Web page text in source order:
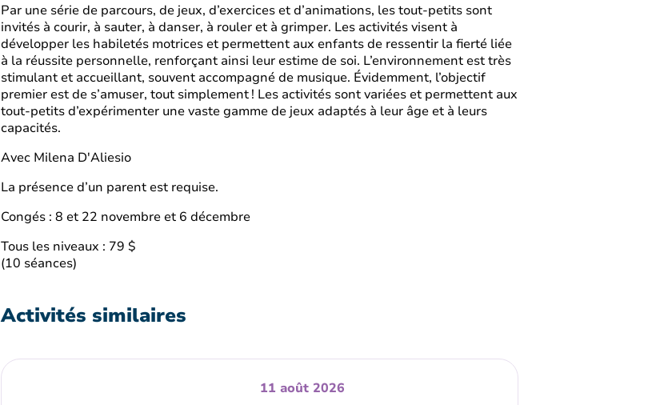
Par une série de parcours, de jeux, d’exercices et d’animations, les tout-petits sont
invités à courir, à sauter, à danser, à rouler et à grimper. Les activités visent à
développer les habiletés motrices et permettent aux enfants de ressentir la fierté liée
à la réussite personnelle, renforçant ainsi leur estime de soi. L’environnement est très
stimulant et accueillant, souvent accompagné de musique. Évidemment, l’objectif
premier est de s’amuser, tout simplement ! Les activités sont variées et permettent aux
tout-petits d’expérimenter une vaste gamme de jeux adaptés à leur âge et à leurs
capacités.
Avec Milena D'Aliesio
La présence d’un parent est requise.
Congés : 8 et 22 novembre et 6 décembre
Tous les niveaux : 79 $
(10 séances)
Activités similaires
11 août 2026